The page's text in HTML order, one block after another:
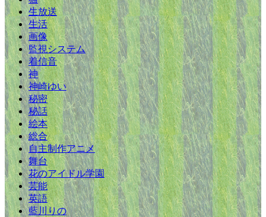
生放送
生活
画像
監視システム
着信音
神
神崎ゆい
秘密
秘話
絵本
総合
自主制作アニメ
舞台
花のアイドル学園
芸能
英語
藍川りの